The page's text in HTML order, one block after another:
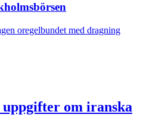
oregelbundet med dragning
om iranska